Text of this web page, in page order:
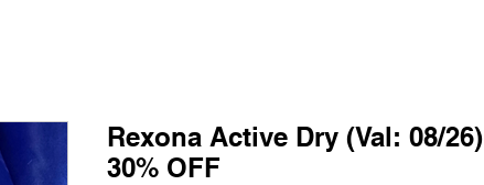
Rexona Active Dry (Val: 08/26)
30% OFF